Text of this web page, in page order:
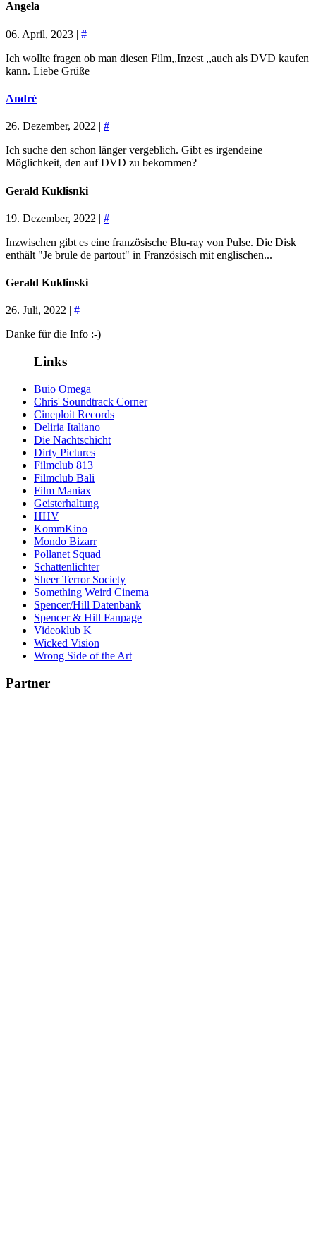
Angela
06. April, 2023 | #
Ich wollte fragen ob man diesen Film,,Inzest ,,auch als DVD kaufen
kann. Liebe Grüße
André
26. Dezember, 2022 | #
Ich suche den schon länger vergeblich. Gibt es irgendeine
Möglichkeit, den auf DVD zu bekommen?
Gerald Kuklisnki
19. Dezember, 2022 | #
Inzwischen gibt es eine französische Blu-ray von Pulse. Die Disk
enthält "Je brule de partout" in Französisch mit englischen...
Gerald Kuklinski
26. Juli, 2022 | #
Danke für die Info :-)
Links
Buio Omega
Chris' Soundtrack Corner
Cineploit Records
Deliria Italiano
Die Nachtschicht
Dirty Pictures
Filmclub 813
Filmclub Bali
Film Maniax
Geisterhaltung
HHV
KommKino
Mondo Bizarr
Pollanet Squad
Schattenlichter
Sheer Terror Society
Something Weird Cinema
Spencer/Hill Datenbank
Spencer & Hill Fanpage
Videoklub K
Wicked Vision
Wrong Side of the Art
Partner